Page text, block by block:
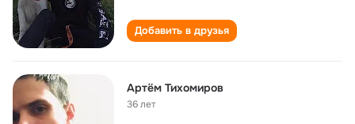
Добавить в друзья
Артём Тихомиров
36 лет